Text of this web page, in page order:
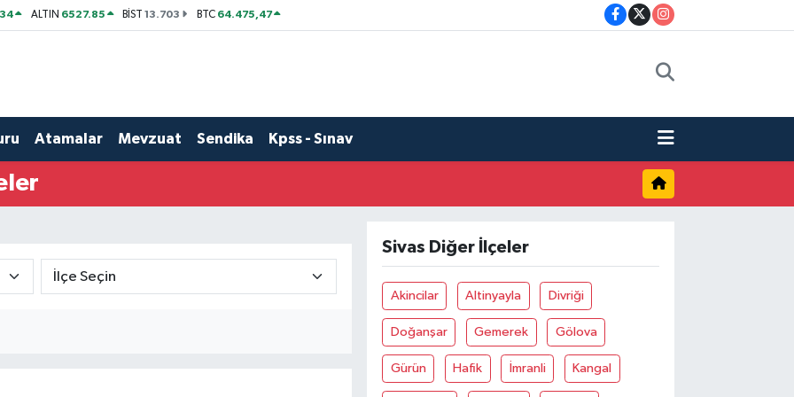
ALTIN 6527.85 BİST13.703 BTC 64.475,47
Atamalar Mevzuat Sendika Kpss - Sınav
Sivas Diğer İlçeler
Akincilar Altinyayla Divriği
Doğanşar Gemerek Gölova
Gürün Hafik İmranli Kangal